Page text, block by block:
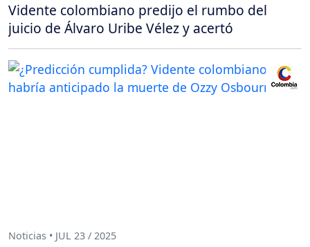
Vidente colombiano predijo el rumbo del
juicio de Álvaro Uribe Vélez y acertó
Noticias • JUL 23 / 2025